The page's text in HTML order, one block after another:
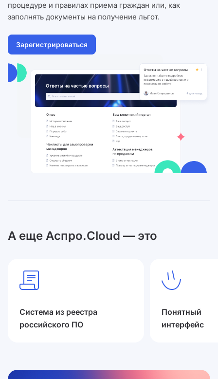
процедуре и правилах приема граждан или, как
заполнять документы на получение льгот.
Зарегистрироваться
А еще Аспро.Cloud — это
Система из реестра
российского ПО
Понятный
интерфейс